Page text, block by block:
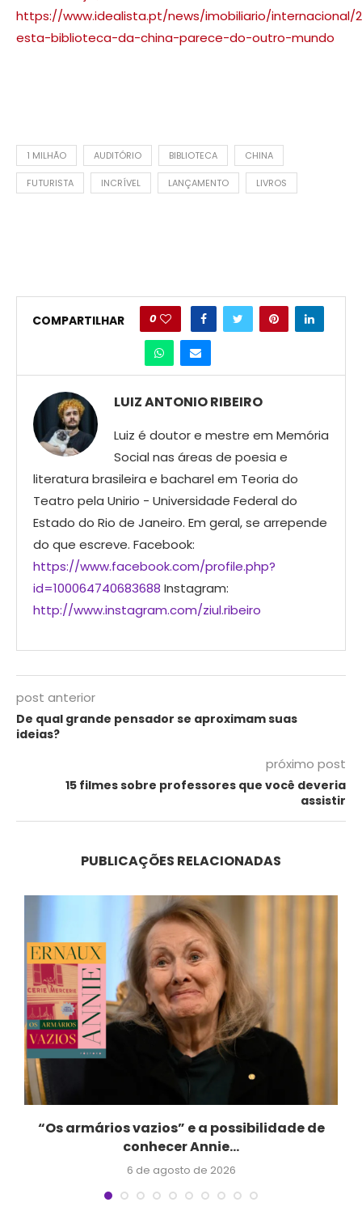
https://www.idealista.pt/news/imobiliario/internacional/
esta-biblioteca-da-china-parece-do-outro-mundo
1 MILHÃO AUDITÓRIO BIBLIOTECA CHINA
FUTURISTA INCRÍVEL LANÇAMENTO LIVROS
COMPARTILHAR 0
LUIZ ANTONIO RIBEIRO
Luiz é doutor e mestre em Memória
Social nas áreas de poesia e
literatura brasileira e bacharel em Teoria do
Teatro pela Unirio - Universidade Federal do
Estado do Rio de Janeiro. Em geral, se arrepende
do que escreve. Facebook:
https://www.facebook.com/profile.php?
id=100064740683688 Instagram:
http://www.instagram.com/ziul.ribeiro
post anterior
De qual grande pensador se aproximam suas
ideias?
próximo post
15 filmes sobre professores que você deveria
assistir
PUBLICAÇÕES RELACIONADAS
“Os armários vazios” e a possibilidade de
conhecer Annie...
6 de agosto de 2026